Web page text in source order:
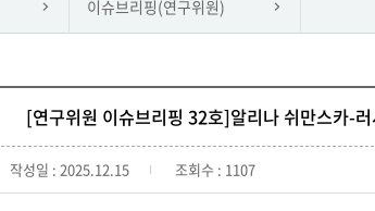
이슈브리핑(연구위원)
[연구위원 이슈브리핑 32호]알리나 쉬만스카-
작성일 : 2025.12.15 조회수 : 1107